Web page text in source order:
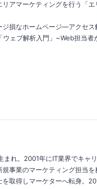
アマーケティングを行う「
ジ損なホームページ―アクセス
ウェブ解析入門」~Web担当
まれ。2001年にIT業界でキャ
事業のマーケティング担当
を取得しマーケターへ転身。